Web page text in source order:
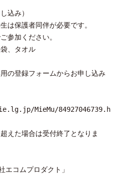
込み）
保護者同伴が必要です。
参加ください。
、タオル
の登録フォームからお申し込み
MieMu/84927046739.h
えた場合は受付終了となりま
エコムプロダクト」